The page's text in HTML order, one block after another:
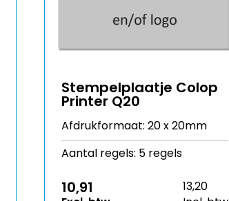
Stempelplaatje Colop
Printer Q20
Afdrukformaat: 20 x 20mm
Aantal regels: 5 regels
10,91
13,20